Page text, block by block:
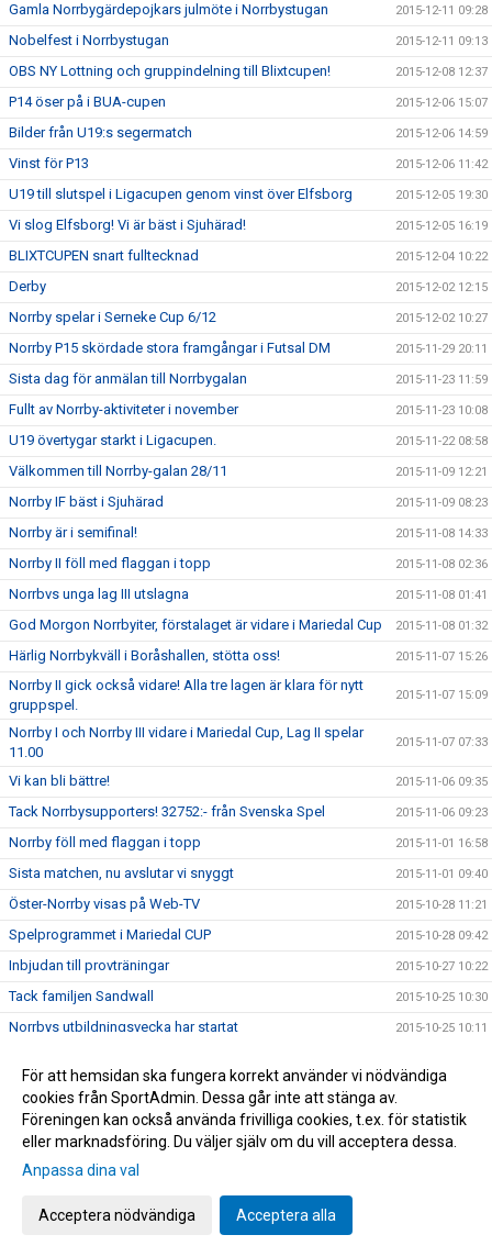
Gamla Norrbygärdepojkars julmöte i Norrbystugan 2015-12-11 09:28
Nobelfest i Norrbystugan 2015-12-11 09:13
OBS NY Lottning och gruppindelning till Blixtcupen! 2015-12-08 12:37
P14 öser på i BUA-cupen 2015-12-06 15:07
Bilder från U19:s segermatch 2015-12-06 14:59
Vinst för P13 2015-12-06 11:42
U19 till slutspel i Ligacupen genom vinst över Elfsborg 2015-12-05 19:30
Vi slog Elfsborg! Vi är bäst i Sjuhärad! 2015-12-05 16:19
BLIXTCUPEN snart fulltecknad 2015-12-04 10:22
Derby 2015-12-02 12:15
Norrby spelar i Serneke Cup 6/12 2015-12-02 10:27
Norrby P15 skördade stora framgångar i Futsal DM 2015-11-29 20:11
Sista dag för anmälan till Norrbygalan 2015-11-23 11:59
Fullt av Norrby-aktiviteter i november 2015-11-23 10:08
U19 övertygar starkt i Ligacupen. 2015-11-22 08:58
Välkommen till Norrby-galan 28/11 2015-11-09 12:21
Norrby IF bäst i Sjuhärad 2015-11-09 08:23
Norrby är i semifinal! 2015-11-08 14:33
Norrby II föll med flaggan i topp 2015-11-08 02:36
Norrbvs unga lag III utslagna 2015-11-08 01:41
God Morgon Norrbyiter, förstalaget är vidare i Mariedal Cup 2015-11-08 01:32
Härlig Norrbykväll i Boråshallen, stötta oss! 2015-11-07 15:26
Norrby II gick också vidare! Alla tre lagen är klara för nytt
gruppspel.
2015-11-07 15:09
Norrby I och Norrby III vidare i Mariedal Cup, Lag II spelar
11.00
2015-11-07 07:33
Vi kan bli bättre! 2015-11-06 09:35
Tack Norrbysupporters! 32752:- från Svenska Spel 2015-11-06 09:23
Norrby föll med flaggan i topp 2015-11-01 16:58
Sista matchen, nu avslutar vi snyggt 2015-11-01 09:40
Öster-Norrby visas på Web-TV 2015-10-28 11:21
Spelprogrammet i Mariedal CUP 2015-10-28 09:42
Inbjudan till provträningar 2015-10-27 10:22
Tack familjen Sandwall 2015-10-25 10:30
Norrbys utbildningsvecka har startat 2015-10-25 10:11
Vi har klarat nytt kontrakt!
Årets viktigaste match 2015-10-23 19:10
Norrbys P15 spelar DM/SM-kval i Futsal 2015-10-23 10:20
Nu gäller det! Vinna eller försvinna!
Grattis Raymond Fridén
För att hemsidan ska fungera korrekt använder vi nödvändiga
cookies från SportAdmin. Dessa går inte att stänga av.
Föreningen kan också använda frivilliga cookies, t.ex. för statistik
eller marknadsföring. Du väljer själv om du vill acceptera dessa.
Anpassa dina val
Acceptera nödvändiga Acceptera alla